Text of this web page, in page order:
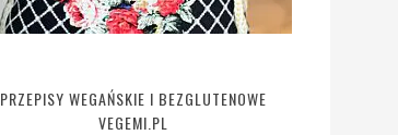
PRZEPISY WEGAŃSKIE I BEZGLUTENOWE
VEGEMI.PL